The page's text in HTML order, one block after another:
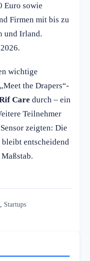
Euro sowie
Firmen mit bis zu
und Irland.
wichtige
the Drapers“-
Care durch – ein
Teilnehmer
zeigten: Die
bleibt entscheidend
Startups